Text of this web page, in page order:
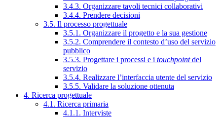
3.4.3. Organizzare tavoli tecnici collaborativi
3.4.4. Prendere decisioni
3.5. Il processo progettuale
3.5.1. Organizzare il progetto e la sua gestione
3.5.2. Comprendere il contesto d’uso del servizio
pubblico
3.5.3. Progettare i processi e i touchpointdel
servizio
3.5.4. Realizzare l’interfaccia utente del servizio
3.5.5. Validare la soluzione ottenuta
4. Ricerca progettuale
4.1. Ricerca primaria
4.1.1. Interviste